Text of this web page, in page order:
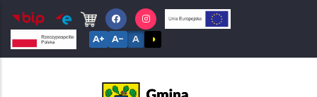
Przejdź
do
treści
A+ A− A ◑